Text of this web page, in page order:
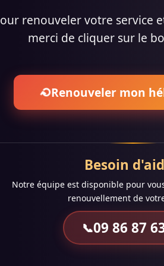
renouveler votre service
merci de cliquer sur le
⟳Renouveler mon
Besoin
Notre équipe est disponible pour
renouvellement de
09 86 87